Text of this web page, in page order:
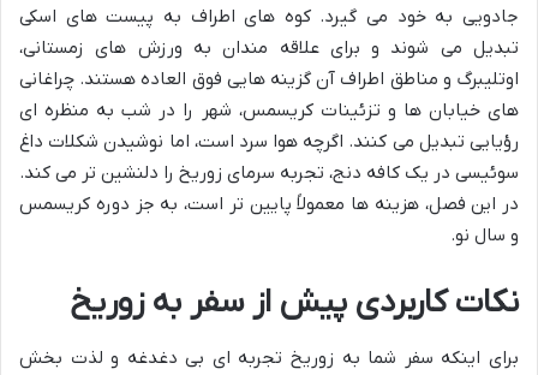
جادویی به خود می گیرد. کوه های اطراف به پیست های اسکی
تبدیل می شوند و برای علاقه مندان به ورزش های زمستانی،
اوتلیبرگ و مناطق اطراف آن گزینه هایی فوق العاده هستند. چراغانی
های خیابان ها و تزئینات کریسمس، شهر را در شب به منظره ای
رؤیایی تبدیل می کنند. اگرچه هوا سرد است، اما نوشیدن شکلات داغ
سوئیسی در یک کافه دنج، تجربه سرمای زوریخ را دلنشین تر می کند.
در این فصل، هزینه ها معمولاً پایین تر است، به جز دوره کریسمس
و سال نو.
نکات کاربردی پیش از سفر به زوریخ
برای اینکه سفر شما به زوریخ تجربه ای بی دغدغه و لذت بخش